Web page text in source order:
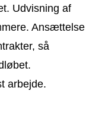
Udvisning af
Ansættelse
så
arbejde.